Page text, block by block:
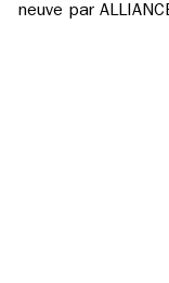
neuve par